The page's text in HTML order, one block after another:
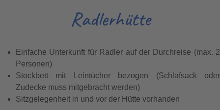
Radlerhütte
Einfache Unterkunft für Radler auf der Durchreise (max. 2
Personen)
Stockbett mit Leintücher bezogen (Schlafsack oder
Zudecke muss mitgebracht werden)
Sitzgelegenheit in und vor der Hütte vorhanden